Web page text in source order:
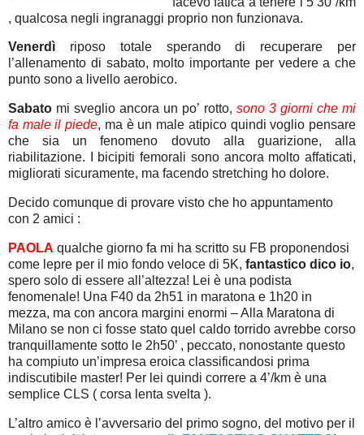
, qualcosa negli ingranaggi proprio non funzionava.
Venerdì riposo totale sperando di recuperare per
l’allenamento di sabato, molto importante per vedere a che
punto sono a livello aerobico.
Sabato mi sveglio ancora un po’ rotto, sono 3 giorni che mi
fa male il piede, ma è un male atipico quindi voglio pensare
che sia un fenomeno dovuto alla guarizione, alla
riabilitazione. I bicipiti femorali sono ancora molto affaticati,
migliorati sicuramente, ma facendo stretching ho dolore.
Decido comunque di provare visto che ho appuntamento
con 2 amici :
PAOLA qualche giorno fa mi ha scritto su FB proponendosi
come lepre per il mio fondo veloce di 5K, fantastico dico io,
spero solo di essere all’altezza! Lei è una podista
fenomenale! Una F40 da 2h51 in maratona e 1h20 in
mezza, ma con ancora margini enormi – Alla Maratona di
Milano se non ci fosse stato quel caldo torrido avrebbe corso
tranquillamente sotto le 2h50’ , peccato, nonostante questo
ha compiuto un’impresa eroica classificandosi prima
indiscutibile master! Per lei quindi correre a 4’/km è una
semplice CLS ( corsa lenta svelta ).
L’altro amico è l’avversario del primo sogno, del motivo per il